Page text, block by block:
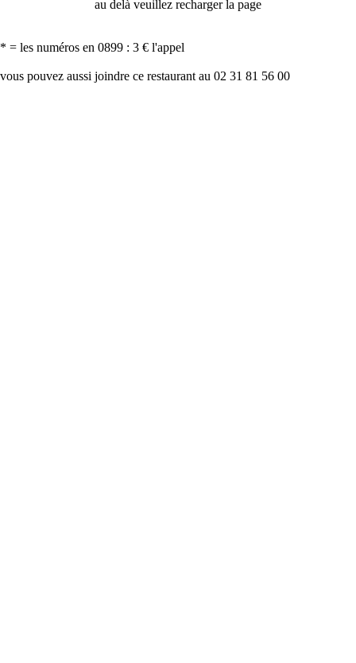
au delà veuillez recharger la page
* = les numéros en 0899 : 3 € l'appel
vous pouvez aussi joindre ce restaurant au 02 31 81 56 00